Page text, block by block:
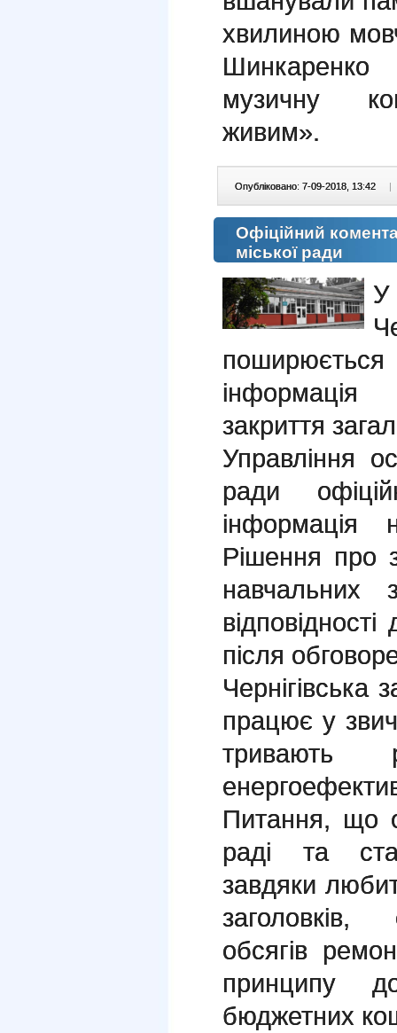
хвилиною
музичну
живим».
Опубліковано: 7-09-2018, 13:42 |
Офіційний
міської ради
У
закриття
Управління
ради
інформація
Рішення про
навчальних
після
Чернігівська
працює у
тривають
Питання, що
раді та
завдяки
заголовків,
обсягів
принципу
бюджетних